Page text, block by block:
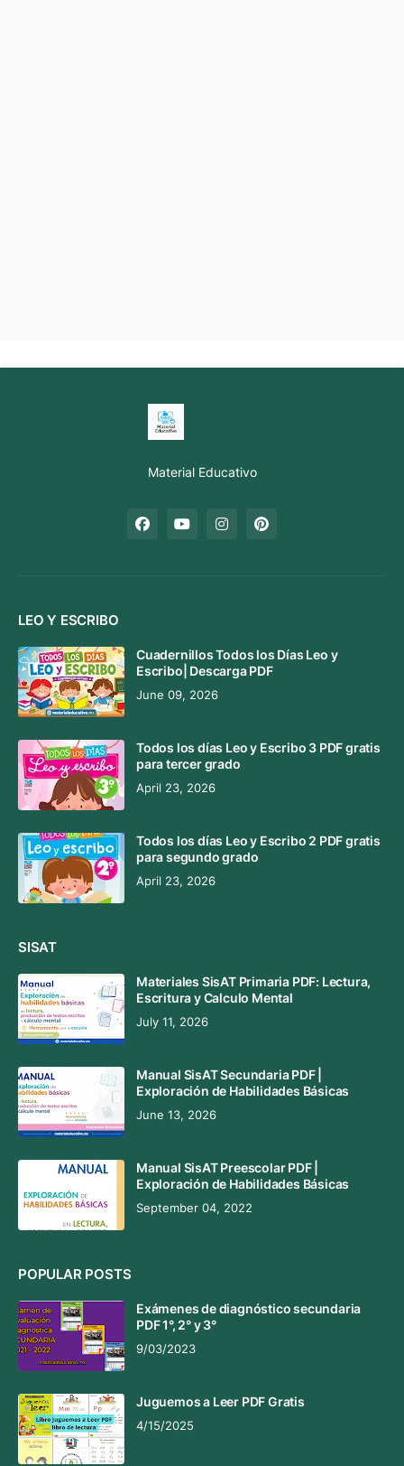
Material Educativo
LEO Y ESCRIBO
Cuadernillos Todos los Días Leo y
Escribo| Descarga PDF
June 09, 2026
Todos los días Leo y Escribo 3 PDF gratis
para tercer grado
April 23, 2026
Todos los días Leo y Escribo 2 PDF gratis
para segundo grado
April 23, 2026
SISAT
Materiales SisAT Primaria PDF: Lectura,
Escritura y Calculo Mental
July 11, 2026
Manual SisAT Secundaria PDF |
Exploración de Habilidades Básicas
June 13, 2026
Manual SisAT Preescolar PDF |
Exploración de Habilidades Básicas
September 04, 2022
POPULAR POSTS
Exámenes de diagnóstico secundaria
PDF 1°, 2° y 3°
9/03/2023
Juguemos a Leer PDF Gratis
4/15/2025